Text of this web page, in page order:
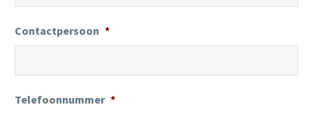
Contactpersoon *
Telefoonnummer *